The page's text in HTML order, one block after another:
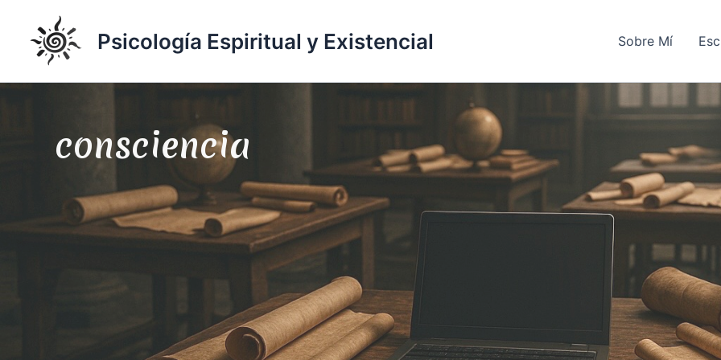
contenido
Psicología Espiritual y Existencial Sobre Mí
consciencia